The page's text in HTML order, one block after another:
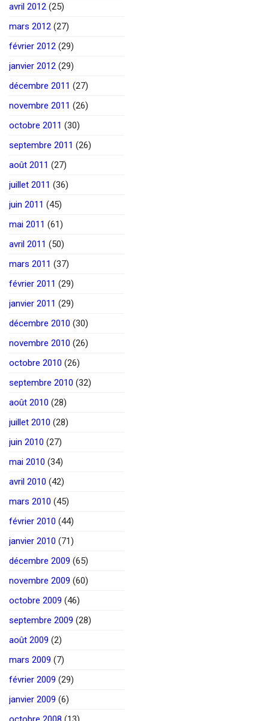
avril 2012 (25)
mars 2012 (27)
février 2012 (29)
janvier 2012 (29)
décembre 2011 (27)
novembre 2011 (26)
octobre 2011 (30)
septembre 2011 (26)
août 2011 (27)
juillet 2011 (36)
juin 2011 (45)
mai 2011 (61)
avril 2011 (50)
mars 2011 (37)
février 2011 (29)
janvier 2011 (29)
décembre 2010 (30)
novembre 2010 (26)
octobre 2010 (26)
septembre 2010 (32)
août 2010 (28)
juillet 2010 (28)
juin 2010 (27)
mai 2010 (34)
avril 2010 (42)
mars 2010 (45)
février 2010 (44)
janvier 2010 (71)
décembre 2009 (65)
novembre 2009 (60)
octobre 2009 (46)
septembre 2009 (28)
août 2009 (2)
mars 2009 (7)
février 2009 (29)
janvier 2009 (6)